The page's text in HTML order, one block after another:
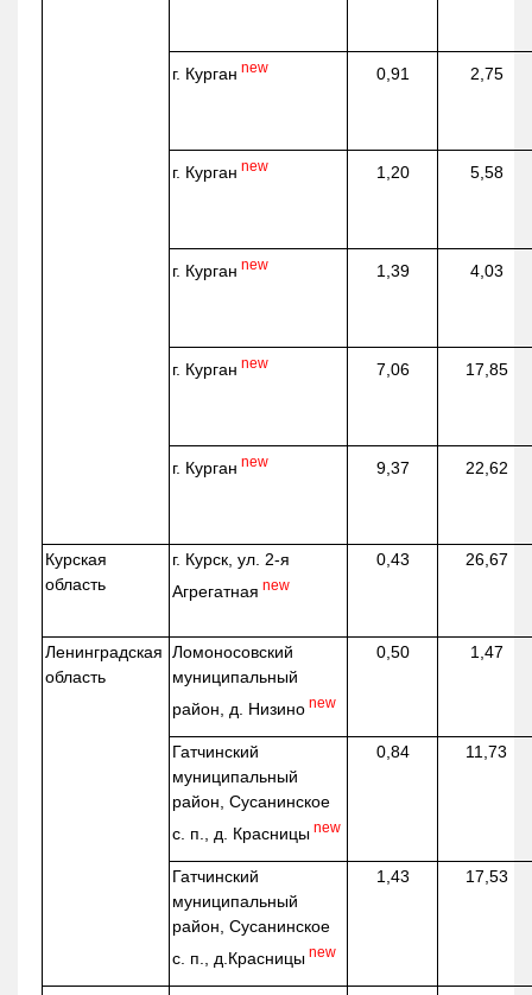
г. Курган new 0,91 2,75
г. Курган new 1,20 5,58
г. Курган new 1,39 4,03
г. Курган new 7,06 17,85
г. Курган new 9,37 22,62
Курская
область
г. Курск, ул. 2-я
Агрегатная new
0,43 26,67
Ленинградская
область
Ломоносовский
муниципальный
район, д. Низино new
0,50 1,47
Гатчинский
муниципальный
район, Сусанинское
с. п., д. Красницы new
0,84 11,73
Гатчинский
муниципальный
район, Сусанинское
с. п., д.Красницы new
1,43 17,53